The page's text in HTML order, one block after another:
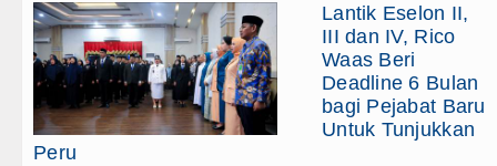
Lantik Eselon II,
III dan IV, Rico
Waas Beri
Deadline 6 Bulan
bagi Pejabat Baru
Untuk Tunjukkan
Peru